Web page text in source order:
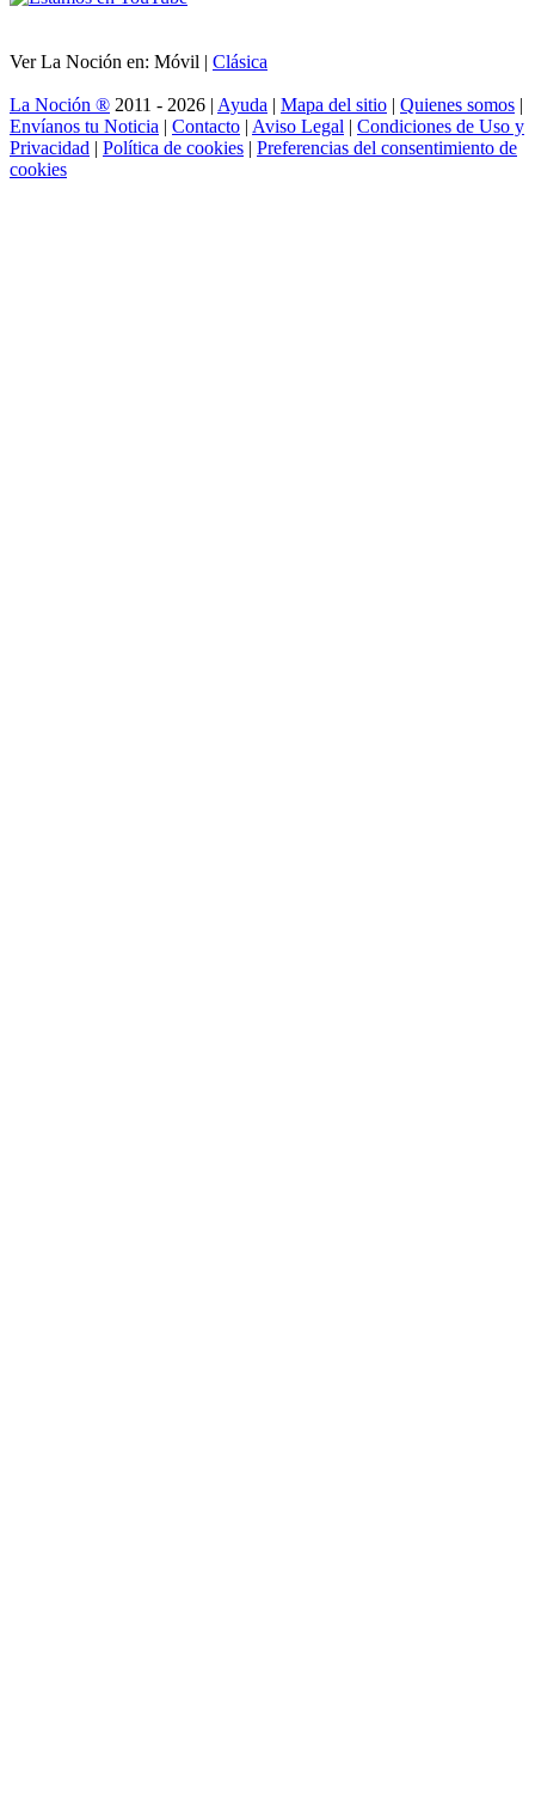
Ver La Noción en: Móvil | Clásica
La Noción ® 2011 - 2026 | Ayuda | Mapa del sitio | Quienes somos |
Envíanos tu Noticia | Contacto | Aviso Legal | Condiciones de Uso y
Privacidad | Política de cookies | Preferencias del consentimiento de
cookies